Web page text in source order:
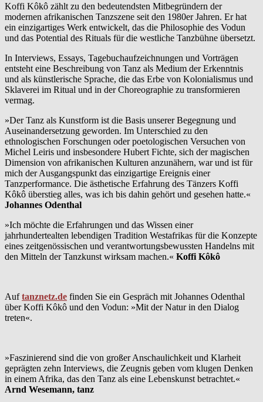
Koffi Kôkô zählt zu den bedeutendsten Mitbegründern der
modernen afrikanischen Tanzszene seit den 1980er Jahren. Er hat
ein einzigartiges Werk entwickelt, das die Philosophie des Vodun
und das Potential des Rituals für die westliche Tanzbühne übersetzt.
In Interviews, Essays, Tagebuchaufzeichnungen und Vorträgen
entsteht eine Beschreibung von Tanz als Medium der Erkenntnis
und als künstlerische Sprache, die das Erbe von Kolonialismus und
Sklaverei im Ritual und in der Choreographie zu transformieren
vermag.
»Der Tanz als Kunstform ist die Basis unserer Begegnung und
Auseinandersetzung geworden. Im Unterschied zu den
ethnologischen Forschungen oder poetologischen Versuchen von
Michel Leiris und insbesondere Hubert Fichte, sich der magischen
Dimension von afrikanischen Kulturen anzunähern, war und ist für
mich der Ausgangspunkt das einzigartige Ereignis einer
Tanzperformance. Die ästhetische Erfahrung des Tänzers Koffi
Kôkô überstieg alles, was ich bis dahin gehört und gesehen hatte.«
Johannes Odenthal
»Ich möchte die Erfahrungen und das Wissen einer
jahrhundertealten lebendigen Tradition Westafrikas für die Konzepte
eines zeitgenössischen und verantwortungsbewussten Handelns mit
den Mitteln der Tanzkunst wirksam machen.« Koffi Kôkô
Auftanznetz.de finden Sie ein Gespräch mit Johannes Odenthal
über Koffi Kôkô und den Vodun: »Mit der Natur in den Dialog
treten«.
»Faszinierend sind die von großer Anschaulichkeit und Klarheit
geprägten zehn Interviews, die Zeugnis geben vom klugen Denken
in einem Afrika, das den Tanz als eine Lebenskunst betrachtet.«
Arnd Wesemann, tanz